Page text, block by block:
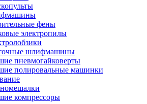
фены
электропилы
шлифмашины
пневмогайковерты
полировальные машинки
компрессоры